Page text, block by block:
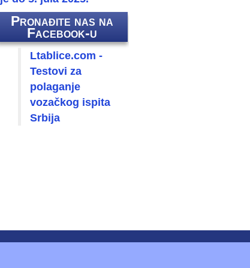
Pronađite nas na
Facebook-u
Ltablice.com -
Testovi za
polaganje
vozačkog ispita
Srbija